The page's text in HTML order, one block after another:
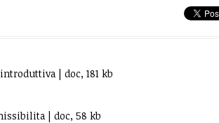
| doc, 181 kb
| doc, 58 kb